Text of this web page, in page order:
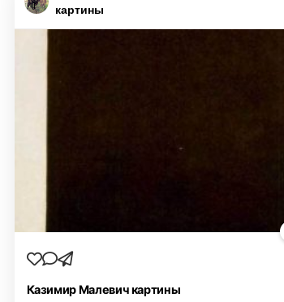
картины
Казимир Малевич картины